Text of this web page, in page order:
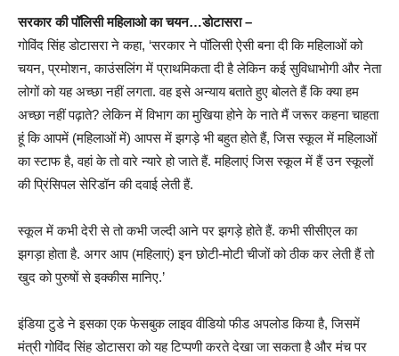
सरकार की पॉलिसी महिलाओ का चयन…डोटासरा –
गोविंद सिंह डोटासरा ने कहा, ‘सरकार ने पॉलिसी ऐसी बना दी कि महिलाओं को
चयन, प्रमोशन, काउंसलिंग में प्राथमिकता दी है लेकिन कई सुविधाभोगी और नेता
लोगों को यह अच्छा नहीं लगता. वह इसे अन्याय बताते हुए बोलते हैं कि क्या हम
अच्छा नहीं पढ़ाते? लेकिन में विभाग का मुखिया होने के नाते मैं जरूर कहना चाहता
हूं कि आपमें (महिलाओं में) आपस में झगड़े भी बहुत होते हैं, जिस स्कूल में महिलाओं
का स्टाफ है, वहां के तो वारे न्यारे हो जाते हैं. महिलाएं जिस स्कूल में हैं उन स्कूलों
की प्रिंसिपल सेरिडॉन की दवाई लेती हैं.
स्कूल में कभी देरी से तो कभी जल्दी आने पर झगड़े होते हैं. कभी सीसीएल का
झगड़ा होता है. अगर आप (महिलाएं) इन छोटी-मोटी चीजों को ठीक कर लेती हैं तो
खुद को पुरुषों से इक्कीस मानिए.’
इंडिया टुडे ने इसका एक फेसबुक लाइव वीडियो फीड अपलोड किया है, जिसमें
मंत्री गोविंद सिंह डोटासरा को यह टिप्पणी करते देखा जा सकता है और मंच पर